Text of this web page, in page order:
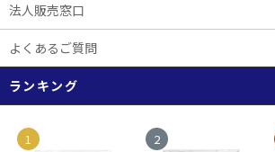
法人販売窓口
よくあるご質問
ランキング
1 2